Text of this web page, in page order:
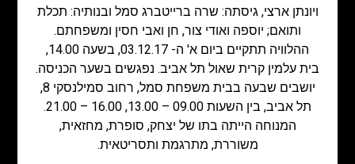
ויונתן ארצי, גיסתה: שרה ברייטברג סמל ובנותיה: תכלת
ותואם; יוספה ואודי צור, חן ואבי חסין ומשפחתם.
ההלוויה תתקיים ביום א' ה- 03.12.17, בשעה 14.00,
בית עלמין קרית שאול תל אביב. נפגשים בשער הכניסה.
יושבים שבעה בבית משפחת סמל, רחוב סמילנסקי 8,
תל אביב, בין השעות 09.00 – 13.00, 16.00 – 21.00.
המנוחה הייתה בתו של יצחק, סופרת, מחזאית,
משוררת, מתרגמת ותסריטאית.